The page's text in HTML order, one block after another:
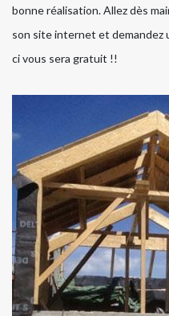
bonne réalisation. Allez dès
son site internet et demandez
ci vous sera gratuit !!